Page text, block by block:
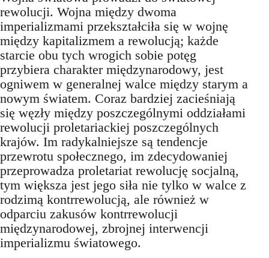
rewolucji. Wojna między dwoma
imperializmami przekształciła się w wojnę
między kapitalizmem a rewolucją; każde
starcie obu tych wrogich sobie potęg
przybiera charakter międzynarodowy, jest
ogniwem w generalnej walce między starym a
nowym światem. Coraz bardziej zacieśniają
się węzły między poszczególnymi oddziałami
rewolucji proletariackiej poszczególnych
krajów. Im radykalniejsze są tendencje
przewrotu społecznego, im zdecydowaniej
przeprowadza proletariat rewolucję socjalną,
tym większa jest jego siła nie tylko w walce z
rodzimą kontrrewolucją, ale również w
odparciu zakusów kontrrewolucji
międzynarodowej, zbrojnej interwencji
imperializmu światowego.